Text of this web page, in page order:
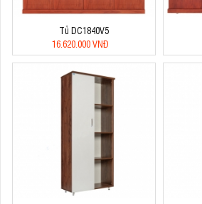
Tủ DC1840V5
16.620.000 VNĐ